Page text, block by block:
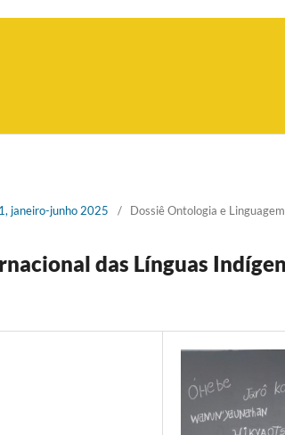
janeiro-junho 2025 / Dossiê Ontologia e Linguagem
das Línguas